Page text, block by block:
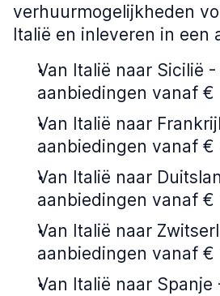
verhuurmogelijkheden
Italië en inleveren in een
Van Italië naar Sicilië -
aanbiedingen vanaf €
Van Italië naar
aanbiedingen vanaf €
Van Italië naar
aanbiedingen vanaf €
Van Italië naar
aanbiedingen vanaf €
Van Italië naar Spanje